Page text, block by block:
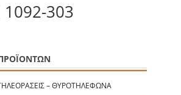
1092-303
– ΘΥΡΟΤΗΛΈΦΩΝΑ